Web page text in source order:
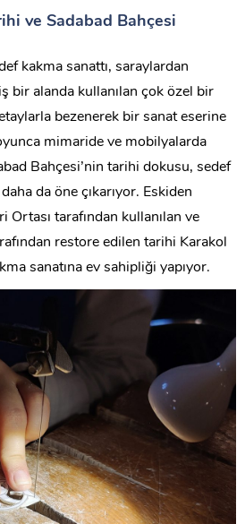
ve Sadabad Bahçesi
kakma sanattı, saraylardan
bir alanda kullanılan çok özel bir
bezenerek bir sanat eserine
mimaride ve mobilyalarda
Bahçesi’nin tarihi dokusu, sedef
da öne çıkarıyor. Eskiden
Ortası tarafından kullanılan ve
restore edilen tarihi Karakol
sanatına ev sahipliği yapıyor.